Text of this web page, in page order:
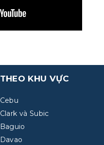
THEO KHU VỰC
Cebu
Clark và Subic
Baguio
Davao